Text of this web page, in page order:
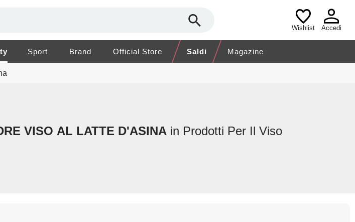
Wishlist Accedi
Sport Brand Official Store Saldi Magazine
VISO AL LATTE D'ASINA in Prodotti Per Il Viso